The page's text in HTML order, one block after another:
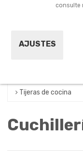
consulte
AJUSTES
Tijeras de cocina